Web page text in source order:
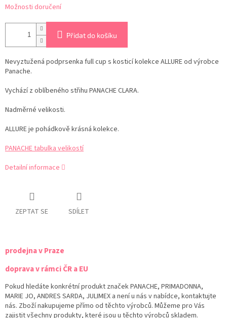
Možnosti doručení
Přidat do košíku
Nevyztužená podprsenka full cup s kosticí kolekce ALLURE od výrobce
Panache.
Vychází z oblíbeného střihu PANACHE CLARA.
Nadměrné velikosti.
ALLURE je pohádkově krásná kolekce.
PANACHE tabulka velikostí
Detailní informace
ZEPTAT SE SDÍLET
prodejna v Praze
doprava v rámci ČR a EU
Pokud hledáte konkrétní produkt značek PANACHE, PRIMADONNA,
MARIE JO, ANDRES SARDA, JULIMEX a není u nás v nabídce, kontaktujte
nás. Zboží nakupujeme přímo od těchto výrobců. Můžeme pro Vás
zajistit všechny produkty, které jsou u těchto výrobců skladem.